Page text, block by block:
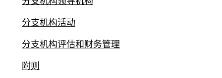
分支机构活动
分支机构评估和财务管理
附则